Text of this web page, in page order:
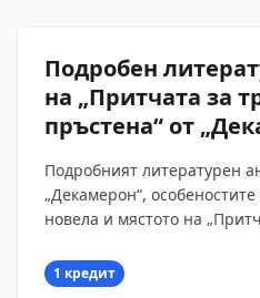
Подробен
на „Притчата за
пръстена“ от
отговори: Вярата
догмата,
търпимост
Подробният литературен
„Декамерон“,
новела и мястото на
между Сал?...
1 кредит